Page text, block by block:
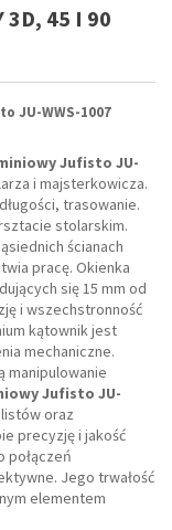
3D, 45 I 90
JU-WWS-1007
Jufisto JU-
i majsterkowicza.
trasowanie.
stolarskim.
ścianach
pracę. Okienka
się 15 mm od
i wszechstronność
kątownik jest
mechaniczne.
manipulowanie
Jufisto JU-
oraz
precyzję i jakość
połączeń
Jego trwałość
elementem